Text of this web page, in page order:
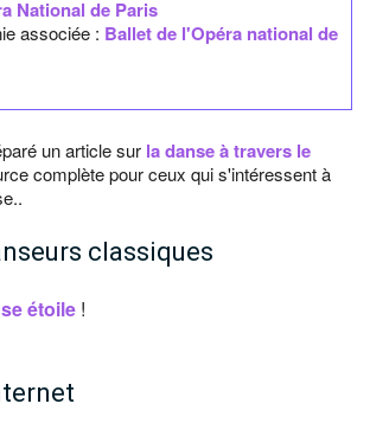
National de Paris
associée : Ballet de l'Opéra national de
un article sur la danse à travers le
complète pour ceux qui s'intéressent à
classiques
étoile !